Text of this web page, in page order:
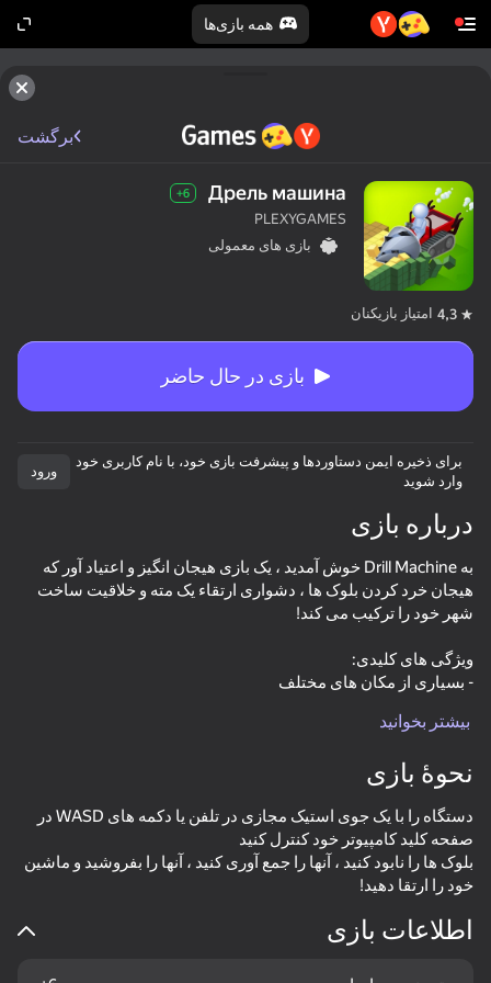
همه بازی‌ها
برگشت
Дрель машина
6+
PLEXYGAMES
بازی های معمولی
4,3 امتیاز بازیکنان
بازی در حال حاضر
برای ذخیره ایمن دستاوردها و پیشرفت بازی خود، با نام کاربری خود
وارد شوید
ورود
درباره بازی
به Drill Machine خوش آمدید ، یک بازی هیجان انگیز و اعتیاد آور که
هیجان خرد کردن بلوک ها ، دشواری ارتقاء یک مته و خلاقیت ساخت
بیشتر بخوانید
نحوۀ بازی
دستگاه را با یک جوی استیک مجازی در تلفن یا دکمه های WASD در
بلوک ها را نابود کنید ، آنها را جمع آوری کنید ، آنها را بفروشید و ماشین
خود را ارتقا دهید!
اطلاعات بازی